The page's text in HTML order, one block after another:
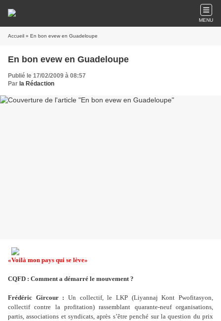
MENU
Accueil » En bon evew en Guadeloupe
En bon evew en Guadeloupe
Publié le 17/02/2009 à 08:57
Par la Rédaction
«Voilà mon pays qui se lève»
CQFD : Comment a démarré le mouvement ?
Frédéric Gircour : Un collectif, le LKP (Liyannaj Kont Pwofitasyon,
collectif contre la profitation) rassemblant quarante-neuf organisations,
partis, associations et syndicats, après s’être penché sur la question du prix